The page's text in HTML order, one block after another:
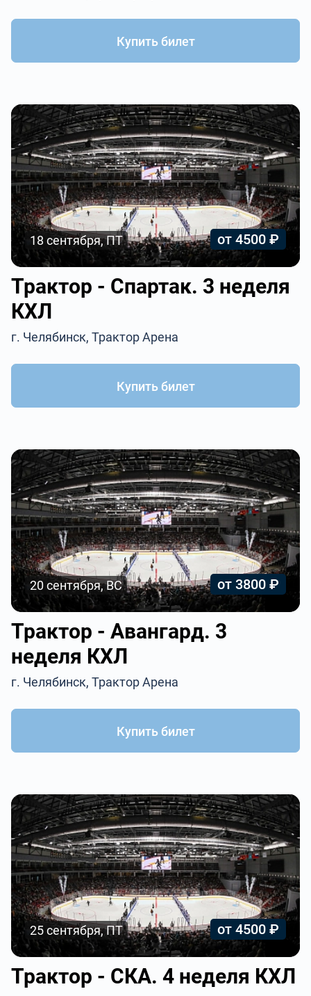
Купить билет
18 сентября, ПТ от 4500 ₽
Трактор - Спартак. 3 неделя
КХЛ
г. Челябинск, Трактор Арена
Купить билет
20 сентября, ВС от 3800 ₽
Трактор - Авангард. 3
неделя КХЛ
г. Челябинск, Трактор Арена
Купить билет
25 сентября, ПТ от 4500 ₽
Трактор - СКА. 4 неделя КХЛ